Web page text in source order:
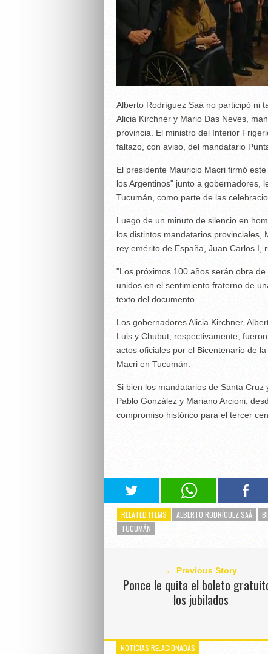
Alberto Rodríguez Saá no participó ni
Alicia Kirchner y Mario Das Neves,
provincia. El ministro del Interior
faltazo, con aviso, del mandatario
El presidente Mauricio Macri firmó
los Argentinos" junto a gobernadores,
Tucumán, como parte de las
Luego de un minuto de silencio en
los distintos mandatarios provinciales,
rey emérito de España, Juan Carlos I,
"Los próximos 100 años serán obra
unidos en el sentimiento fraterno de
texto del documento.
Los gobernadores Alicia Kirchner,
Luis y Chubut, respectivamente,
actos oficiales por el Bicentenario de
Macri en Tucumán.
Si bien los mandatarios de Santa
Pablo González y Mariano Arcioni,
compromiso histórico para el tercer
RELATED ITEMS ALBERTO RODRÍGUEZ SAÁ
TUCUMÁN
← Previous Story
Ponce le quita el boleto
los jubilados
NOTICIAS RELACIONADAS